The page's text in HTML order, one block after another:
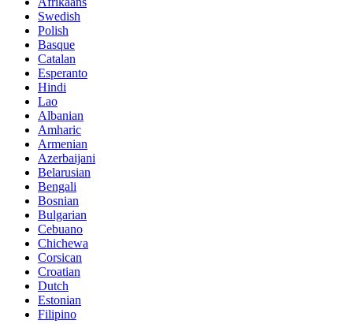
Swedish
Polish
Basque
Catalan
Esperanto
Hindi
Lao
Albanian
Amharic
Armenian
Azerbaijani
Belarusian
Bengali
Bosnian
Bulgarian
Cebuano
Chichewa
Corsican
Croatian
Dutch
Estonian
Filipino